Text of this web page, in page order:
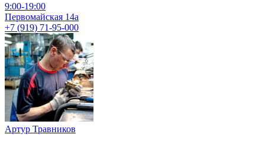
9:00-19:00
Первомайская 14а
+7 (919) 71-95-000
Артур Травников